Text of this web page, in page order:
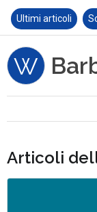
Ultimi articoli
W
Articoli